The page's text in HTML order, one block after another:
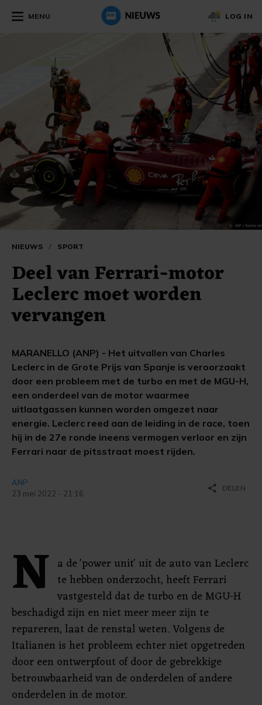
MENU LOG IN
NIEUWS / SPORT
Deel van Ferrari-motor
Leclerc moet worden
vervangen
MARANELLO (ANP) - Het uitvallen van Charles
Leclerc in de Grote Prijs van Spanje is veroorzaakt
door een probleem met de turbo en met de MGU-H,
een onderdeel van de motor waarmee
uitlaatgassen kunnen worden omgezet naar
energie. Leclerc reed aan de leiding in de race, toen
hij in de 27e ronde ineens vermogen verloor en zijn
Ferrari naar de pitsstraat moest rijden.
ANP
23 mei 2022 - 21:16
share DELEN
N a de 'power unit' uit de auto van Leclerc
te hebben onderzocht, heeft Ferrari
vastgesteld dat de turbo en de MGU-H
beschadigd zijn en niet meer meer zijn te
repareren, laat de renstal weten. Volgens de
Italianen is het probleem echter niet opgetreden
door een ontwerpfout of door de gebrekkige
betrouwbaarheid van de onderdelen of andere
onderdelen in de motor.